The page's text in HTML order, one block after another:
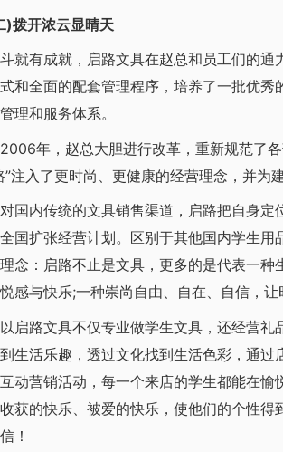
开浓云显晴天
有成就，启路文具在赵总和员工们的通
和全面的配套管理程序，培养了一批优
理和服务体系。
年，赵总大胆进行改革，重新规范了各
”注入了更时尚、更健康的经营理念，并为
内传统的文具销售渠道，启路把自身定
国扩张经营计划。区别于其他国内学生
念：启路不止是文具，更多的是代表一
感与快乐;一种崇尚自由、自在、自信，
路文具不仅专业做学生文具，还经营礼
生活乐趣，透过文化找到生活色彩，通
动营销活动，每一个来店的学生都能在
获的快乐、被爱的快乐，使他们的个性
！